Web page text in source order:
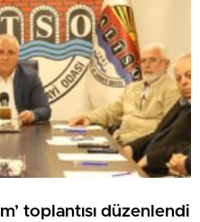
denetim’ toplantısı düzenlendi